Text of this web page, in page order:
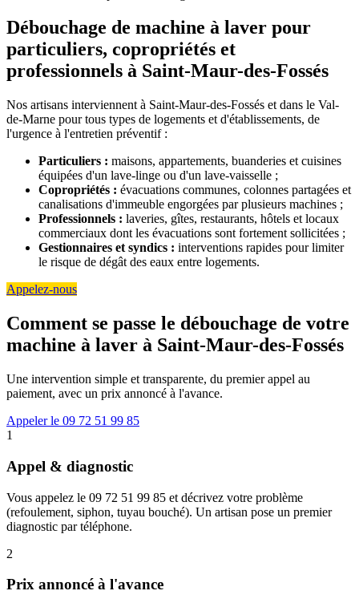
Débouchage de machine à laver pour
particuliers, copropriétés et
professionnels à Saint-Maur-des-Fossés
Nos artisans interviennent à Saint-Maur-des-Fossés et dans le Val-
de-Marne pour tous types de logements et d'établissements, de
l'urgence à l'entretien préventif :
Particuliers : maisons, appartements, buanderies et cuisines
équipées d'un lave-linge ou d'un lave-vaisselle ;
Copropriétés : évacuations communes, colonnes partagées et
canalisations d'immeuble engorgées par plusieurs machines ;
Professionnels : laveries, gîtes, restaurants, hôtels et locaux
commerciaux dont les évacuations sont fortement sollicitées ;
Gestionnaires et syndics : interventions rapides pour limiter
le risque de dégât des eaux entre logements.
Appelez-nous
Comment se passe le débouchage de votre
machine à laver à Saint-Maur-des-Fossés
Une intervention simple et transparente, du premier appel au
paiement, avec un prix annoncé à l'avance.
Appeler le 09 72 51 99 85
1
Appel & diagnostic
Vous appelez le 09 72 51 99 85 et décrivez votre problème
(refoulement, siphon, tuyau bouché). Un artisan pose un premier
diagnostic par téléphone.
2
Prix annoncé à l'avance